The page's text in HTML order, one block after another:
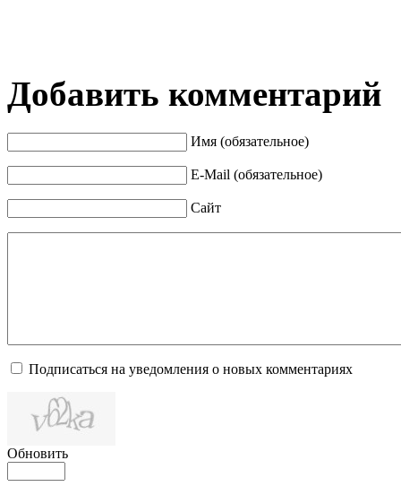
Добавить комментарий
Имя (обязательное)
E-Mail (обязательное)
Сайт
Подписаться на уведомления о новых комментариях
Обновить